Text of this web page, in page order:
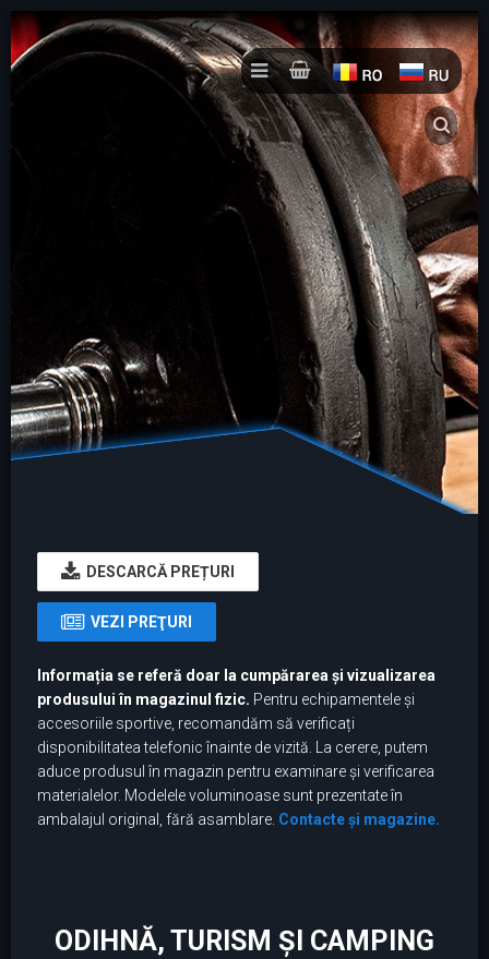
DESCARCĂ PREȚURI
VEZI PREŢURI
Informația se referă doar la cumpărarea și vizualizarea
produsului în magazinul fizic. Pentru echipamentele și
accesoriile sportive, recomandăm să verificați
disponibilitatea telefonic înainte de vizită. La cerere, putem
aduce produsul în magazin pentru examinare și verificarea
materialelor. Modelele voluminoase sunt prezentate în
ambalajul original, fără asamblare. Contacte și magazine.
ODIHNĂ, TURISM ȘI CAMPING